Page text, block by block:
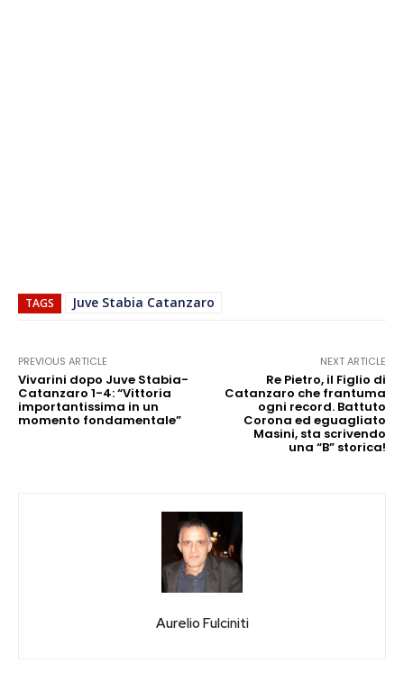
TAGS Juve Stabia Catanzaro
PREVIOUS ARTICLE
Vivarini dopo Juve Stabia-
Catanzaro 1-4: “Vittoria
importantissima in un
momento fondamentale”
NEXT ARTICLE
Re Pietro, il Figlio di
Catanzaro che frantuma
ogni record. Battuto
Corona ed eguagliato
Masini, sta scrivendo
una “B” storica!
Aurelio Fulciniti